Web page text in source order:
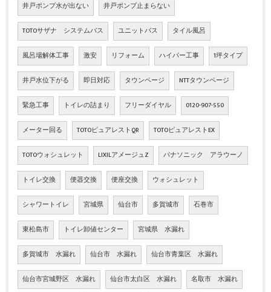
井戸ポンプ水が出ない 井戸ポンプ止まらない
TOTOサザナ システムバス ユニットバス タイル風呂
風呂場解体工事 激安 リフォーム ハイパー工事 1坪タイプ
井戸水位下がる 即日対応 タウンページ NTTタウンページ
緊急工事 トイレの詰まり フリーダイヤル 0120-907-550
メーター回る TOTOピュアレストQR TOTOピュアレストEX
TOTOウォシュレット LIXILアメージュZ パナソニック アラウーノ
トイレ交換 便器交換 便座交換 ウォシュレット
シャワートイレ 宮城県 仙台市 多賀城市 石巻市
東松島市 トイレ卸値センター 宮城県 水漏れ
多賀城市 水漏れ 仙台市 水漏れ 仙台市青葉区 水漏れ
仙台市宮城野区 水漏れ 仙台市太白区 水漏れ 名取市 水漏れ